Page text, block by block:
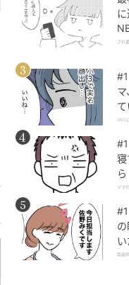
され
て
SNS
寝
ら
ママ
た
助産